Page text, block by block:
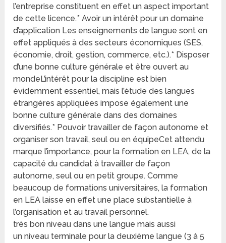
l’entreprise constituent en effet un aspect important
de cette licence.* Avoir un intérêt pour un domaine
d’application Les enseignements de langue sont en
effet appliqués à des secteurs économiques (SES,
économie, droit, gestion, commerce, etc.).* Disposer
d’une bonne culture générale et être ouvert au
mondeL’intérêt pour la discipline est bien
évidemment essentiel, mais l’étude des langues
étrangères appliquées impose également une
bonne culture générale dans des domaines
diversifiés.* Pouvoir travailler de façon autonome et
organiser son travail, seul ou en équipeCet attendu
marque l’importance, pour la formation en LEA, de la
capacité du candidat à travailler de façon
autonome, seul ou en petit groupe. Comme
beaucoup de formations universitaires, la formation
en LEA laisse en effet une place substantielle à
l’organisation et au travail personnel.
très bon niveau dans une langue mais aussi
un niveau terminale pour la deuxième langue (3 à 5